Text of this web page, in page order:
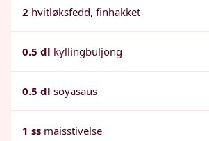
2 hvitløksfedd, finhakket
0.5 dl kyllingbuljong
0.5 dl soyasaus
1 ss maisstivelse